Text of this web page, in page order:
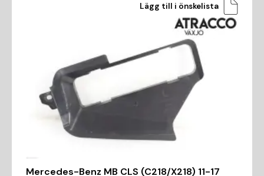
Lägg till i önskelista
Mercedes-Benz MB CLS (C218/X218) 11-17